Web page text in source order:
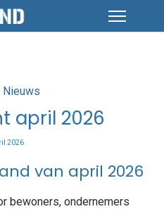
Nieuws
april 2026
2026
van april 2026
bewoners, ondernemers